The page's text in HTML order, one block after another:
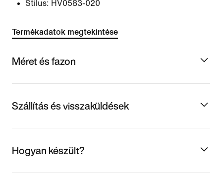
Stílus: HV0583-020
Termékadatok megtekintése
Méret és fazon
Szállítás és visszaküldések
Hogyan készült?